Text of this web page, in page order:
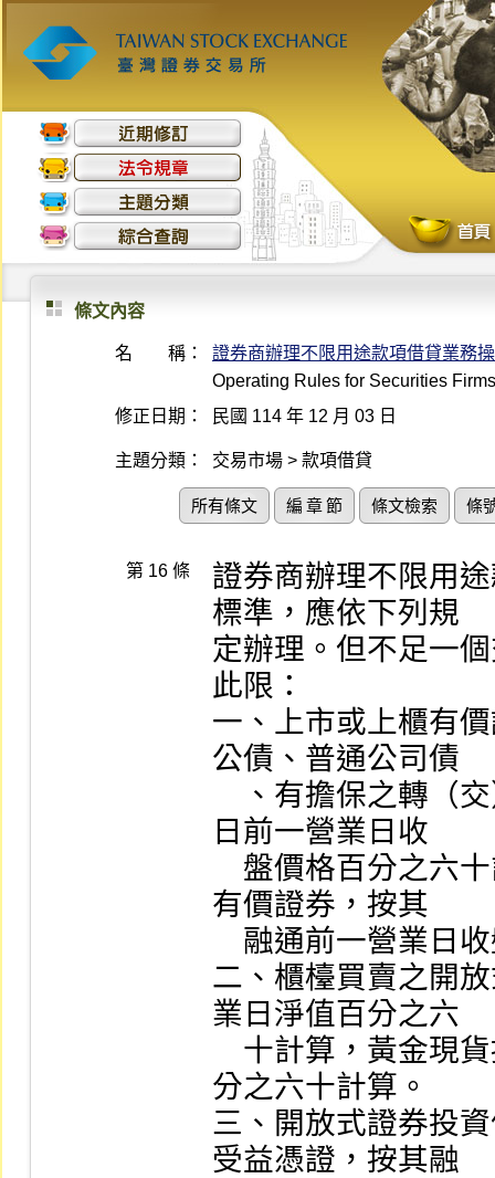
條文內容
名 稱：
證券商辦理不限用途款項借貸業務
Operating Rules for Securities
修正日期：
民國 114 年 12 月 03 日
主題分類： 交易市場 > 款項借貸
所有條文 編 章 節 條文檢索 條
第 16 條
證券商辦理不限用
標準，應依下列規
定辦理。但不足一
此限：
一、上市或上櫃有
公債、普通公司債
日前一營業日收
有價證券，按其
二、櫃檯買賣之開
業日淨值百分之六
分之六十計算。
三、開放式證券投
受益憑證，按其融